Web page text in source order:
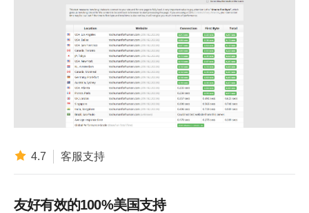
4.7 客服支持
友好有效的100%美国支持